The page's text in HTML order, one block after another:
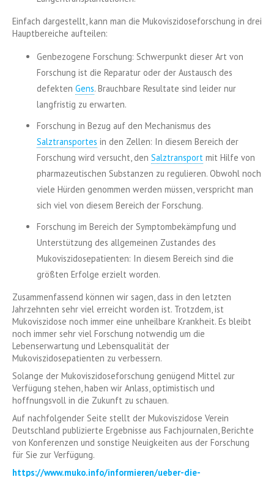
Einfach dargestellt, kann man die Mukoviszidoseforschung in drei
Hauptbereiche aufteilen:
Genbezogene Forschung: Schwerpunkt dieser Art von
Forschung ist die Reparatur oder der Austausch des
defekten Gens. Brauchbare Resultate sind leider nur
langfristig zu erwarten.
Forschung in Bezug auf den Mechanismus des
Salztransportes in den Zellen: In diesem Bereich der
Forschung wird versucht, den Salztransport mit Hilfe von
pharmazeutischen Substanzen zu regulieren. Obwohl noch
viele Hürden genommen werden müssen, verspricht man
sich viel von diesem Bereich der Forschung.
Forschung im Bereich der Symptombekämpfung und
Unterstützung des allgemeinen Zustandes des
Mukoviszidosepatienten: In diesem Bereich sind die
größten Erfolge erzielt worden.
Zusammenfassend können wir sagen, dass in den letzten
Jahrzehnten sehr viel erreicht worden ist. Trotzdem, ist
Mukoviszidose noch immer eine unheilbare Krankheit. Es bleibt
noch immer sehr viel Forschung notwendig um die
Lebenserwartung und Lebensqualität der
Mukoviszidosepatienten zu verbessern.
Solange der Mukoviszidoseforschung genügend Mittel zur
Verfügung stehen, haben wir Anlass, optimistisch und
hoffnungsvoll in die Zukunft zu schauen.
Auf nachfolgender Seite stellt der Mukoviszidose Verein
Deutschland publizierte Ergebnisse aus Fachjournalen, Berichte
von Konferenzen und sonstige Neuigkeiten aus der Forschung
für Sie zur Verfügung.
https://www.muko.info/informieren/ueber-die-